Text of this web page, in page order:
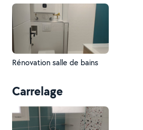
Rénovation salle de bains
Carrelage